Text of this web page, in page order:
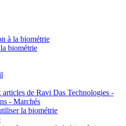
à la biométrie
biométrie
articles de Ravi Das Technologies -
- Marchés
la biométrie